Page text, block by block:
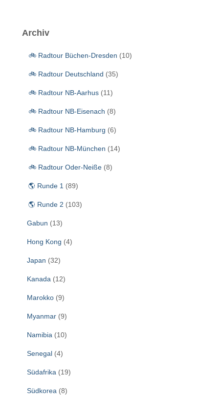
n
Archiv
🚲 Radtour Büchen-Dresden (10)
🚲 Radtour Deutschland (35)
🚲 Radtour NB-Aarhus (11)
🚲 Radtour NB-Eisenach (8)
🚲 Radtour NB-Hamburg (6)
🚲 Radtour NB-München (14)
🚲 Radtour Oder-Neiße (8)
🌎 Runde 1 (89)
🌎 Runde 2 (103)
Gabun (13)
Hong Kong (4)
Japan (32)
Kanada (12)
Marokko (9)
Myanmar (9)
Namibia (10)
Senegal (4)
Südafrika (19)
Südkorea (8)